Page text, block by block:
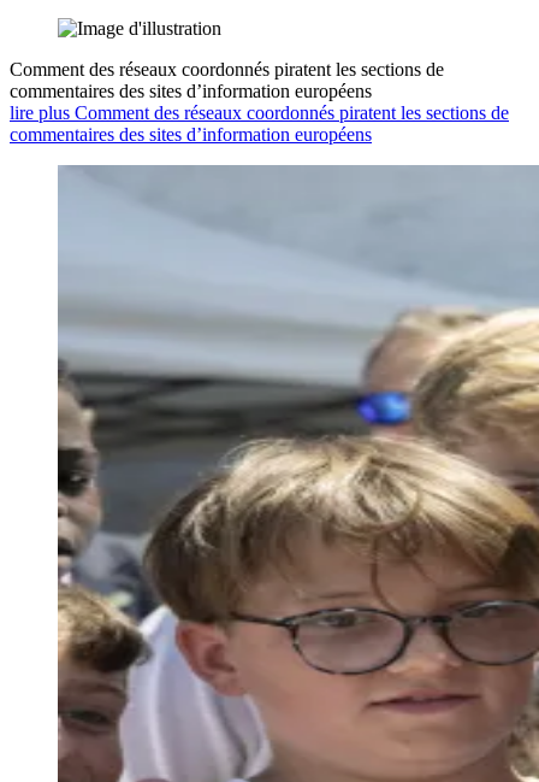
Comment des réseaux coordonnés piratent les sections de
commentaires des sites d’information européens
lire plus Comment des réseaux coordonnés piratent les sections de
commentaires des sites d’information européens